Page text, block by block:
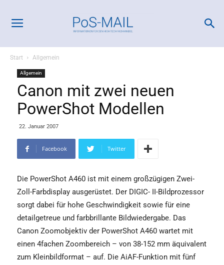
Start Allgemein
Allgemein
Canon mit zwei neuen
PowerShot Modellen
22. Januar 2007
Facebook Twitter
Die PowerShot A460 ist mit einem großzügigen Zwei-
Zoll-Farbdisplay ausgerüstet. Der DIGIC- II-Bildprozessor
sorgt dabei für hohe Geschwindigkeit sowie für eine
detailgetreue und farbbrillante Bildwiedergabe. Das
Canon Zoomobjektiv der PowerShot A460 wartet mit
einen 4fachen Zoombereich – von 38-152 mm äquivalent
zum Kleinbildformat – auf. Die AiAF-Funktion mit fünf